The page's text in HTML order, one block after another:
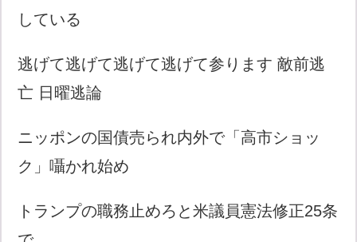
している
逃げて逃げて逃げて逃げて参ります 敵前逃
亡 日曜逃論
ニッポンの国債売られ内外で「高市ショッ
ク」囁かれ始め
トランプの職務止めろと米議員憲法修正25条